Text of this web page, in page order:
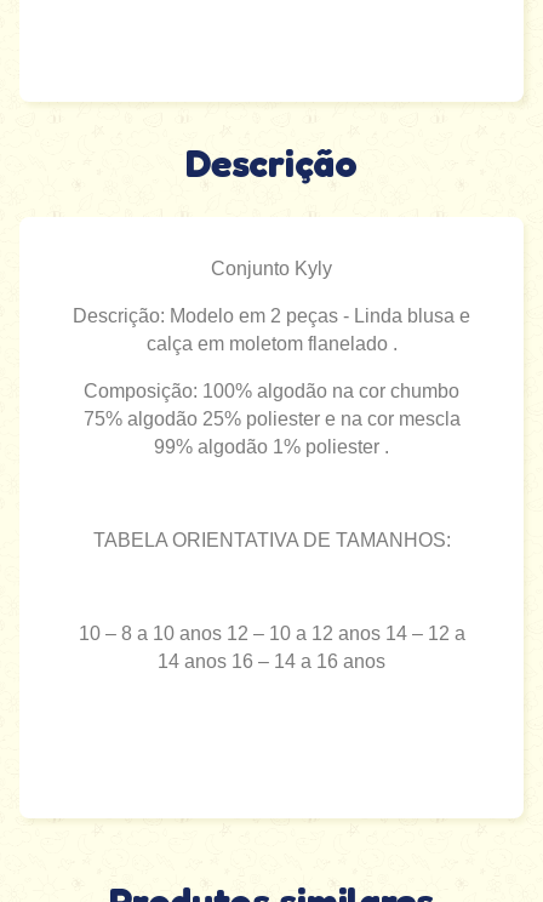
Descrição
Conjunto Kyly
Descrição: Modelo em 2 peças - Linda blusa e
calça em moletom flanelado .
Composição: 100% algodão na cor chumbo
75% algodão 25% poliester e na cor mescla
99% algodão 1% poliester .
TABELA ORIENTATIVA DE TAMANHOS:
10 – 8 a 10 anos 12 – 10 a 12 anos 14 – 12 a
14 anos 16 – 14 a 16 anos